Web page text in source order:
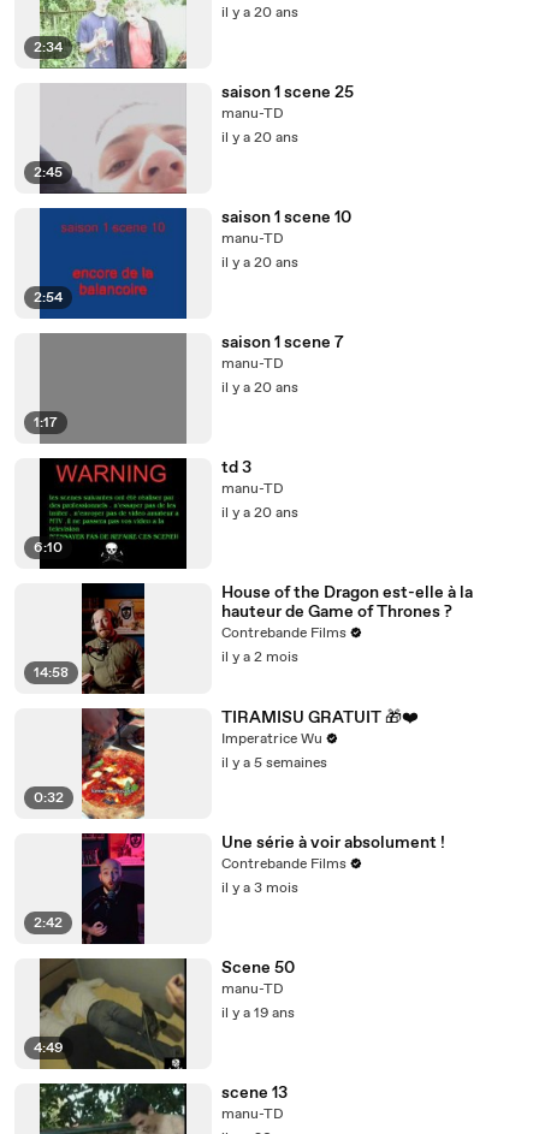
2:34
il y a 20 ans
2:45
saison 1 scene 25
manu-TD
il y a 20 ans
2:54
saison 1 scene 10
manu-TD
il y a 20 ans
1:17
saison 1 scene 7
manu-TD
il y a 20 ans
6:10
td 3
manu-TD
il y a 20 ans
14:58
House of the Dragon est-elle à la
hauteur de Game of Thrones ?
Contrebande Films
il y a 2 mois
0:32
TIRAMISU GRATUIT 🎁❤️
Imperatrice Wu
il y a 5 semaines
2:42
Une série à voir absolument !
Contrebande Films
il y a 3 mois
4:49
Scene 50
manu-TD
il y a 19 ans
scene 13
manu-TD